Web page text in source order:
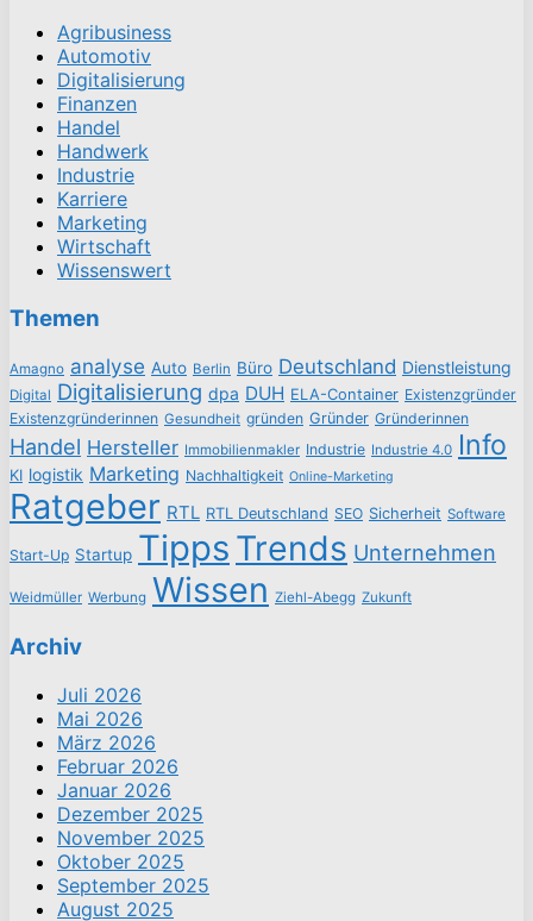
Agribusiness
Automotiv
Digitalisierung
Finanzen
Handel
Handwerk
Industrie
Karriere
Marketing
Wirtschaft
Wissenswert
Themen
Amagno analyse Auto Berlin Büro Deutschland Dienstleistung
Digital Digitalisierung dpa DUH ELA-Container Existenzgründer
Existenzgründerinnen Gesundheit gründen Gründer Gründerinnen
Handel Hersteller Immobilienmakler Industrie Industrie 4.0 Info
KI logistik Marketing Nachhaltigkeit Online-Marketing
Ratgeber RTL RTL Deutschland SEO Sicherheit Software
Start-Up Startup Tipps Trends Unternehmen
Weidmüller Werbung Wissen Ziehl-Abegg Zukunft
Archiv
Juli 2026
Mai 2026
März 2026
Februar 2026
Januar 2026
Dezember 2025
November 2025
Oktober 2025
September 2025
August 2025